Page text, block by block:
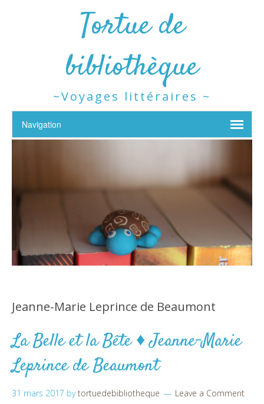
Tortue de
bibliothèque
~Voyages littéraires ~
Jeanne-Marie Leprince de Beaumont
La Belle et la Bête ♦ Jeanne-Marie
Leprince de Beaumont
31 mars 2017 bytortuedebibliotheque Leave a Comment